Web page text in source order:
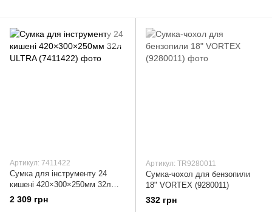
Артикул: 7411422
Сумка для інструменту 24
кишені 420×300×250мм 32л
ULTRA (7411422)
2 309 грн
Артикул: TR9280011
Сумка-чохол для бензопили
18" VORTEX (9280011)
332 грн